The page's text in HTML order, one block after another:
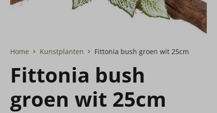
Home Kunstplanten Fittonia bush groen wit 25cm
Fittonia bush
groen wit 25cm